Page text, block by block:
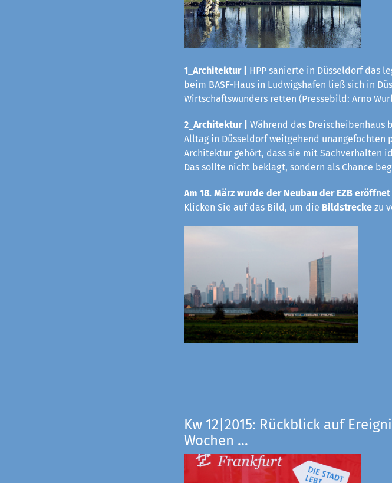
1_Architektur |
HPP sanierte in Düsseldorf das
beim BASF-Haus in Ludwigshafen ließ sich in
Wirtschaftswunders retten (Pressebild: Arno
2_Architektur |
Während das
Alltag in Düsseldorf weitgehend unangefochten
Architektur gehört, dass sie mit Sachverhalten
Das sollte nicht beklagt, sondern als Chance
Am 18. März wurde der Neubau der EZB eröffnet
Klicken Sie auf das Bild, um die Bildstrecke zu
Kw 12|2015: Rückblick auf
Wochen ...